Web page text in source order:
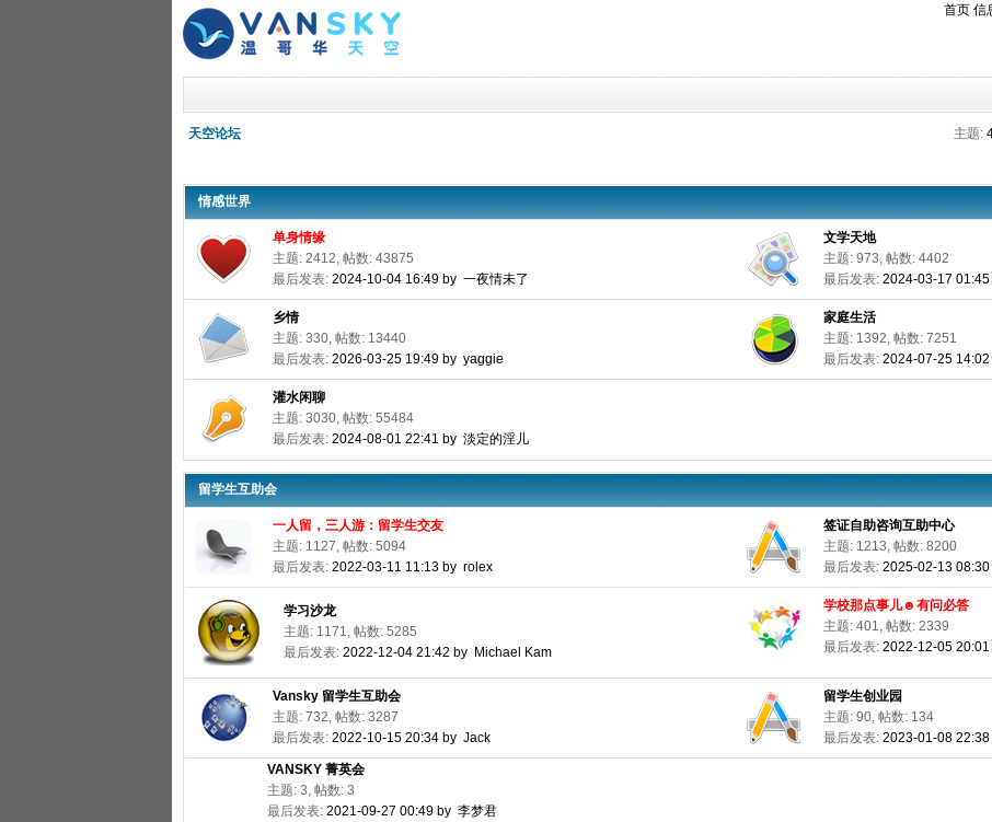
首页 信
天空论坛 主题:
情感世界
单身情缘
主题: 2412, 帖数: 43875
最后发表: 2024-10-04 16:49 by 一夜情未了
文学天地
主题: 973, 帖数: 4402
最后发表: 2024-03-17
乡情
主题: 330, 帖数: 13440
最后发表: 2026-03-25 19:49 by yaggie
家庭生活
主题: 1392, 帖数: 7251
最后发表: 2024-07-25
灌水闲聊
主题: 3030, 帖数: 55484
最后发表: 2024-08-01 22:41 by 淡定的淫儿
留学生互助会
一人留，三人游：留学生交友
主题: 1127, 帖数: 5094
最后发表: 2022-03-11 11:13 by rolex
签证自助咨询互助中心
主题: 1213, 帖数: 8200
最后发表: 2025-02-13
学习沙龙
主题: 1171, 帖数: 5285
最后发表: 2022-12-04 21:42 by Michael Kam
学校那点事儿☻有问必答
主题: 401, 帖数: 2339
最后发表: 2022-12-05
Vansky 留学生互助会
主题: 732, 帖数: 3287
最后发表: 2022-10-15 20:34 by Jack
留学生创业园
主题: 90, 帖数: 134
最后发表: 2023-01-08
VANSKY 菁英会
主题: 3, 帖数: 3
最后发表: 2021-09-27 00:49 by 李梦君